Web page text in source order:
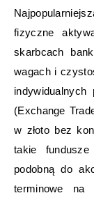
fizyczne
skarbcach
wagach i
(Exchange
w złoto bez
takie
podobną do
terminowe na